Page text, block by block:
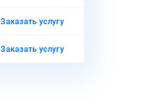
Заказать услугу
Заказать услугу